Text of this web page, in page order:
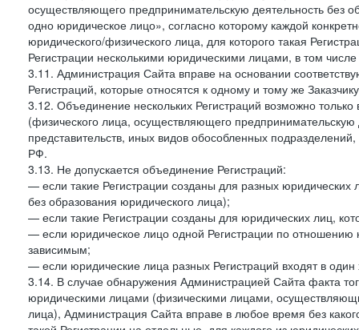
осуществляющего предпринимательскую деятельность без
одно юридическое лицо», согласно которому каждой
юридического/физического лица, для которого такая
Регистрации несколькими юридическими лицами, в том
3.11. Администрация Сайта вправе на основании
Регистраций, которые относятся к одному и тому же
3.12. Объединение нескольких Регистраций возможно
(физического лица, осуществляющего
представительств, иных видов обособленных
РФ.
3.13. Не допускается объединение Регистраций:
— если такие Регистрации созданы для разных
без образования юридического лица);
— если такие Регистрации созданы для юридических лиц,
— если юридическое лицо одной Регистрации по отношению
зависимым;
— если юридические лица разных Регистраций входят в
3.14. В случае обнаружения Администрацией Сайта факта
юридическими лицами (физическими лицами,
лица), Администрация Сайта вправе в любое время без